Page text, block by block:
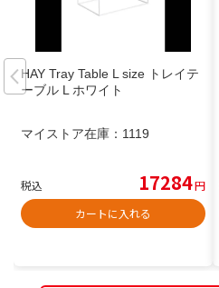
HAY Tray Table L size トレイテ
ーブル L ホワイト
マイストア在庫： 1119
税込 17284円
カートに入れる